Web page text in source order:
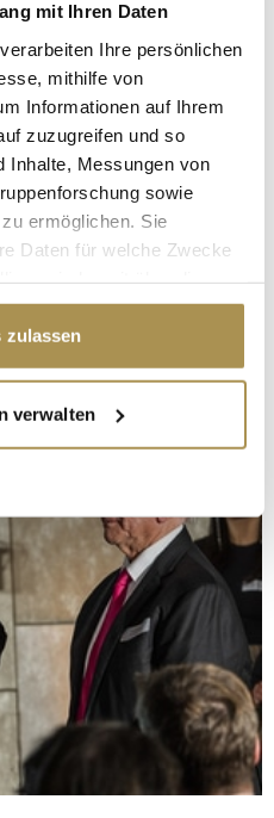
mit Ihren Daten
verarbeiten Ihre persönlichen
mithilfe von
Informationen auf Ihrem
zuzugreifen und so
Inhalte, Messungen von
sowie
ermöglichen. Sie
Daten für welche Zwecke
Klicken auf das Privacy
geografische Lage
einige Meter genau sein
(Fingerprinting) identifizieren
Ihre persönlichen Daten
Sie Ihre Präferenzen im
Inhalte und Anzeigen zu
soziale Medien anbieten
unsere Website zu
wir Informationen zu Ihrer
an unsere Partner für
zulassen
verwalten